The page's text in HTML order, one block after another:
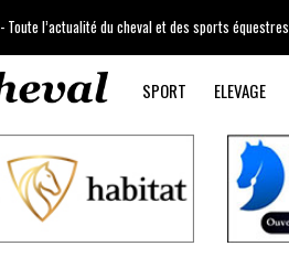
- Toute l’actualité du cheval et des sports équestres
SPORT ELEVAGE